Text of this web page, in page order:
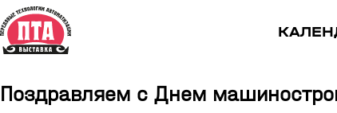
Поздравляем с Днем